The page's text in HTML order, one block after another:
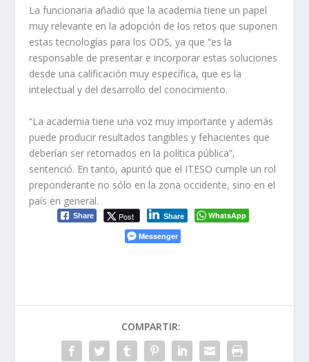
La funcionaria añadió que la academia tiene un papel
muy relevante en la adopción de los retos que suponen
estas tecnologías para los ODS, ya que “es la
responsable de presentar e incorporar estas soluciones
desde una calificación muy específica, que es la
intelectual y del desarrollo del conocimiento.
“La academia tiene una voz muy importante y además
puede producir resultados tangibles y fehacientes que
deberían ser retomados en la política pública”,
sentenció. En tanto, apuntó que el ITESO cumple un rol
preponderante no sólo en la zona occidente, sino en el
país en general.
Share Post Share
WhatsApp
Messenger
COMPARTIR: